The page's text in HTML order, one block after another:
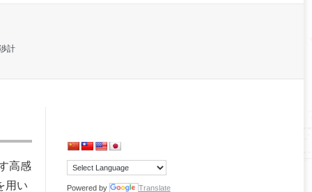
計
高感
用い
Powered by Translate